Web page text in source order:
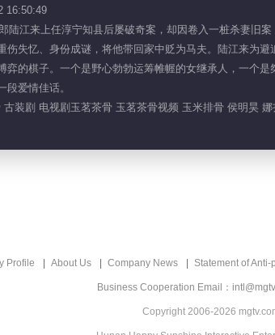
16:50:49
陆江来上任淳宁知县后屡破奇案，却因卷入一桩杀妻旧
伤失忆、身份成谜，将他带回家中贬为马夫。陆江来为
弈的棋子。一个是野心勃勃运筹帷幄的女继承人，一个
段爱情佳话。
古装剧 电视剧玉茗茶骨 玉茗茶骨视频 玉米排骨 侯明昊
Profile About Us Company News Statement of
Business Cooperation Email：
Copyright 2006-2026